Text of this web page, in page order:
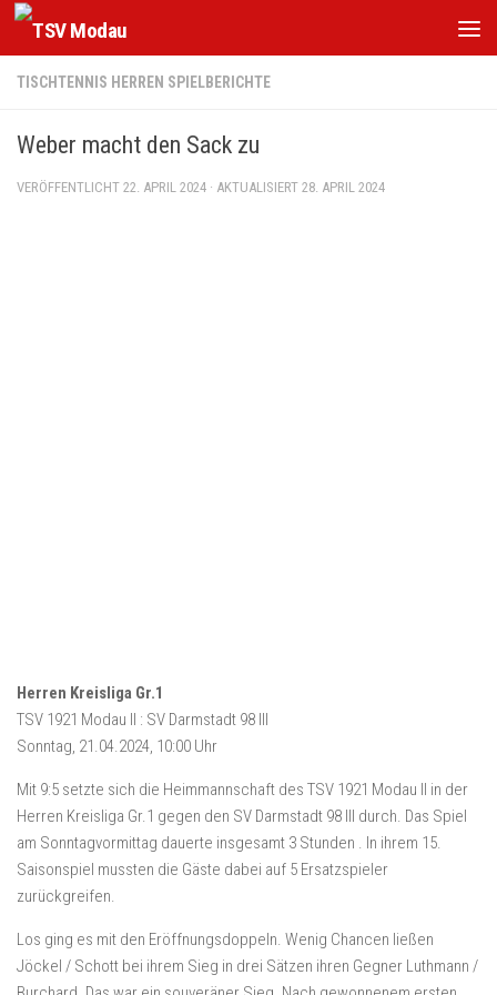
Zum Inhalt springen
TISCHTENNIS HERREN SPIELBERICHTE
Weber macht den Sack zu
VERÖFFENTLICHT 22. APRIL 2024 · AKTUALISIERT 28. APRIL 2024
Herren Kreisliga Gr.1
TSV 1921 Modau II : SV Darmstadt 98 III
Sonntag, 21.04.2024, 10:00 Uhr
Mit 9:5 setzte sich die Heimmannschaft des TSV 1921 Modau II in der
Herren Kreisliga Gr.1 gegen den SV Darmstadt 98 III durch. Das Spiel
am Sonntagvormittag dauerte insgesamt 3 Stunden . In ihrem 15.
Saisonspiel mussten die Gäste dabei auf 5 Ersatzspieler
zurückgreifen.
Los ging es mit den Eröffnungsdoppeln. Wenig Chancen ließen
Jöckel / Schott bei ihrem Sieg in drei Sätzen ihren Gegner Luthmann /